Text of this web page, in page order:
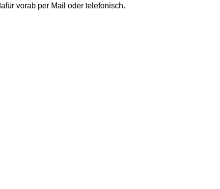
vorab per Mail oder telefonisch.